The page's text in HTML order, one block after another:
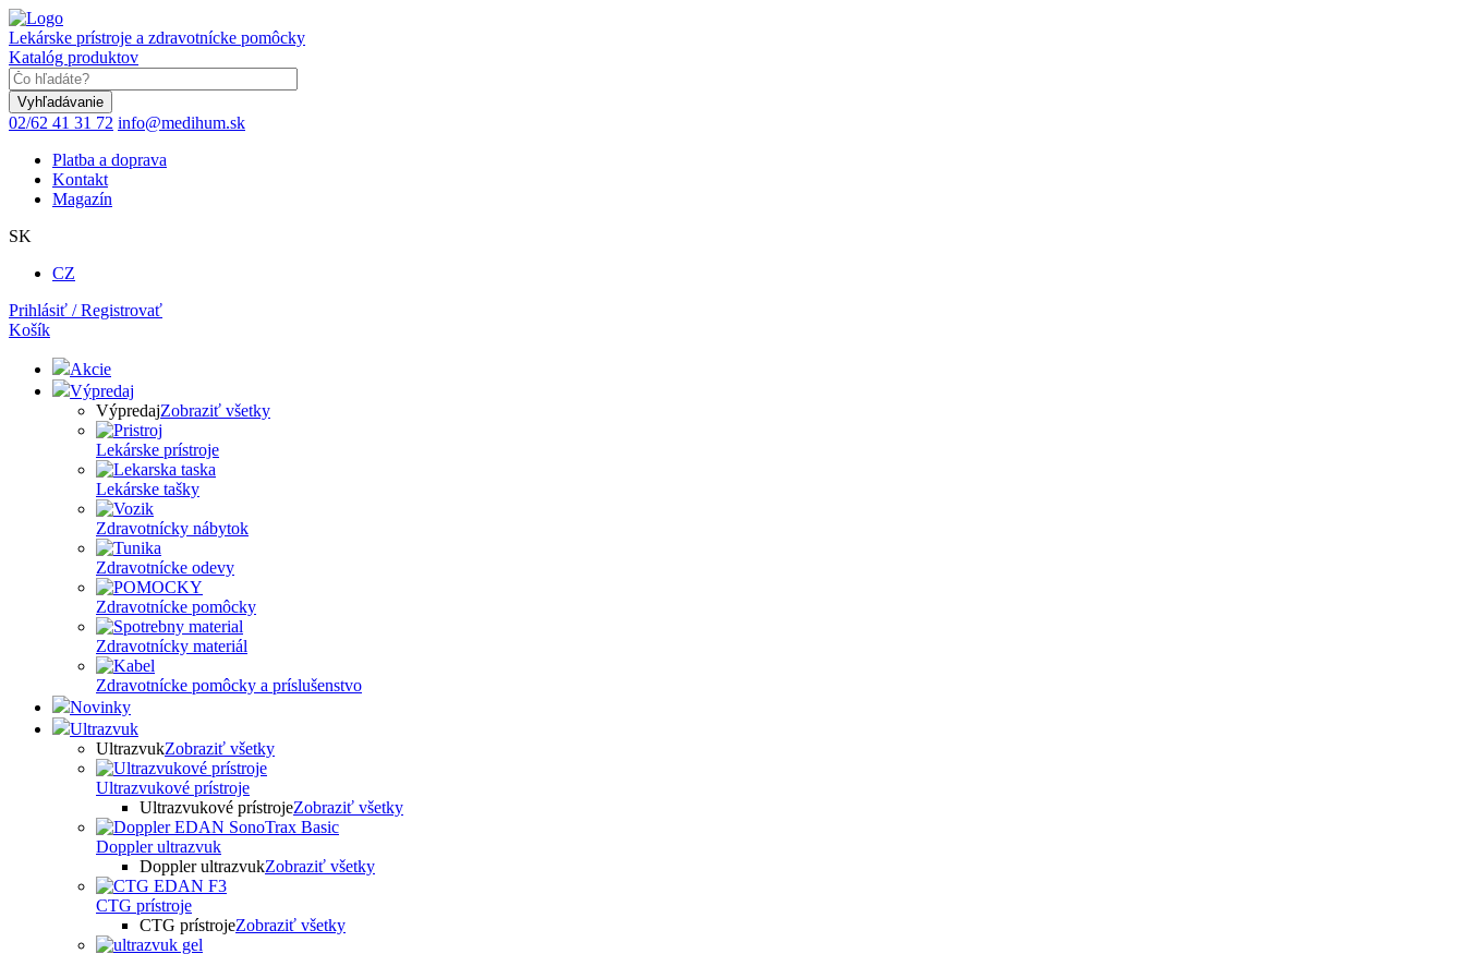
Skočiť
na
hlavný
obsah
Lekárske prístroje a zdravotnícke pomôcky
Katalóg produktov
02/62 41 31 72 info@medihum.sk
Platba a doprava
Kontakt
Magazín
SK
CZ
Prihlásiť / Registrovať
Košík
Akcie
Výpredaj
VýpredajZobraziť všetky
Lekárske prístroje
Lekárske tašky
Zdravotnícky nábytok
Zdravotnícke odevy
Zdravotnícke pomôcky
Zdravotnícky materiál
Zdravotnícke pomôcky a príslušenstvo
Novinky
Ultrazvuk
UltrazvukZobraziť všetky
Ultrazvukové prístroje
Ultrazvukové prístrojeZobraziť všetky
Doppler ultrazvuk
Doppler ultrazvukZobraziť všetky
CTG prístroje
CTG prístrojeZobraziť všetky